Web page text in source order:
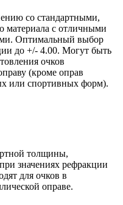
со стандартными,
материала с отличными
Оптимальный выбор
до +/- 4.00. Могут быть
очков
(кроме оправ
или спортивных форм).
толщины,
значениях рефракции
для очков в
оправе.